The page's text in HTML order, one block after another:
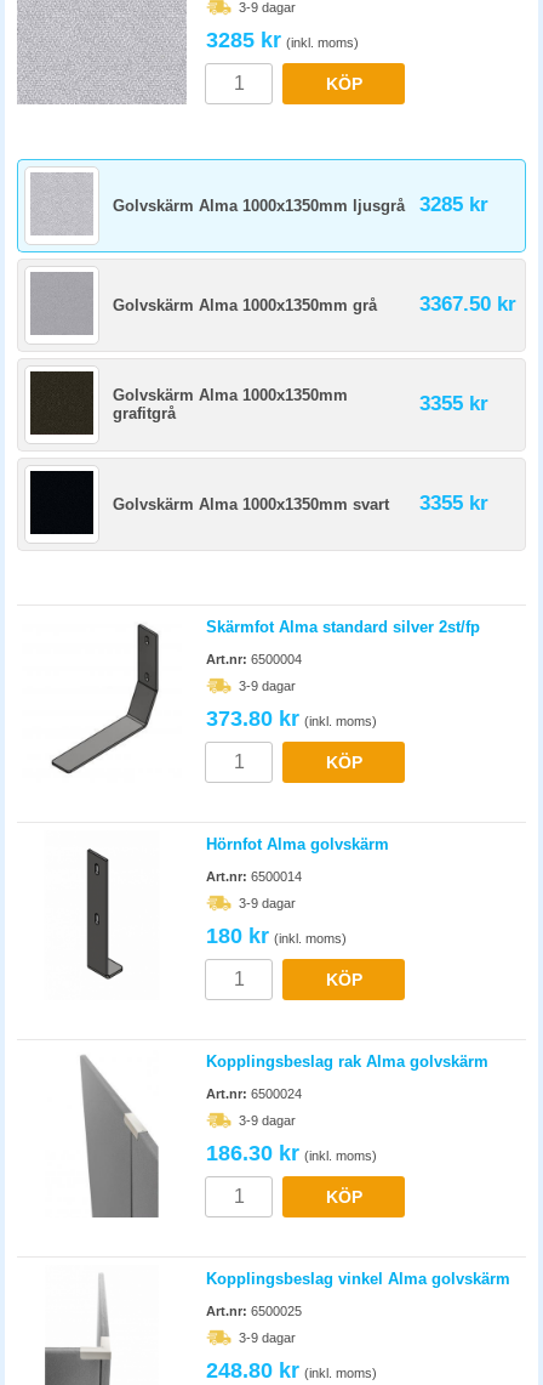
3-9 dagar
3285 kr (inkl. moms)
KÖP
Golvskärm Alma 1000x1350mm ljusgrå 3285 kr
Golvskärm Alma 1000x1350mm grå 3367.50 kr
Golvskärm Alma 1000x1350mm
grafitgrå
3355 kr
Golvskärm Alma 1000x1350mm svart 3355 kr
Skärmfot Alma standard silver 2st/fp
Art.nr: 6500004
3-9 dagar
373.80 kr (inkl. moms)
KÖP
Hörnfot Alma golvskärm
Art.nr: 6500014
3-9 dagar
180 kr (inkl. moms)
KÖP
Kopplingsbeslag rak Alma golvskärm
Art.nr: 6500024
3-9 dagar
186.30 kr (inkl. moms)
KÖP
Kopplingsbeslag vinkel Alma golvskärm
Art.nr: 6500025
3-9 dagar
248.80 kr (inkl. moms)